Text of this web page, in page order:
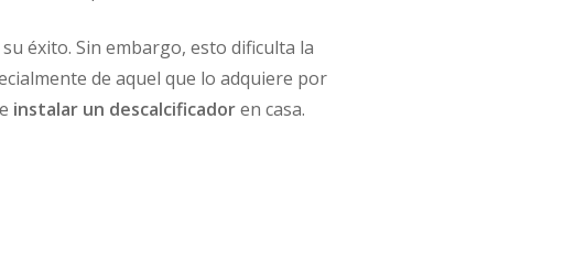
éxito. Sin embargo, esto dificulta la
de aquel que lo adquiere por
instalar un descalcificadoren casa.